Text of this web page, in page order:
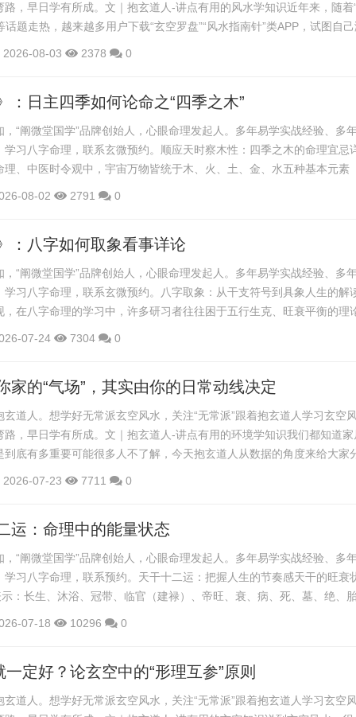
路，早日学有所成。文｜抱玄道人-讲点有用的风水学知识近年来，随着
话题走热，越来越多用户下载“玄空罗盘”“风水指南针”类APP，试图自
2026-08-03 2378 0
：日主四季如何论命之“四季之木”
“阐微堂国学”品牌创始人，心眼命理发起人。多年易学实战经验、多
学习八字命理，联系玄微预约。顺应天时察木性：四季之木的命理宜忌
理、中医时令观中，宇宙万物皆统于木、火、土、金、水五种基本元素
08-02 2791 0
：八字如何取象看事详论
“阐微堂国学”品牌创始人，心眼命理发起人。多年易学实战经验、多
学习八字命理，联系玄微预约。八字取象：从干支符号到具象人生的解
，在八字命理的学习中，许多研习者往往困于五行生克、旺衰平衡的理
07-24 7304 0
家的“气场”，其实由你的日常动线决定
道人。想学好无常派玄空风水，关注“无常派”跟着抱玄道人学习玄空
路，早日学有所成。文｜抱玄道人-讲点有用的环境学知识我们都知道家
到底有多重要可能很多人不了解，今天抱玄道人从数据的角度来给大家
2026-07-23 7711 0
运：命理中的能量状态
“阐微堂国学”品牌创始人，心眼命理发起人。多年易学实战经验、多
学习八字命理，联系预约。天干十二运：把握人生的节奏感天干的旺衰
示：长生、沐浴、冠带、临官（建禄）、帝旺、衰、病、死、墓、绝、
07-18 10296 0
一定好？论玄空中的“形理互参”原则
道人。想学好无常派玄空风水，关注“无常派”跟着抱玄道人学习玄空